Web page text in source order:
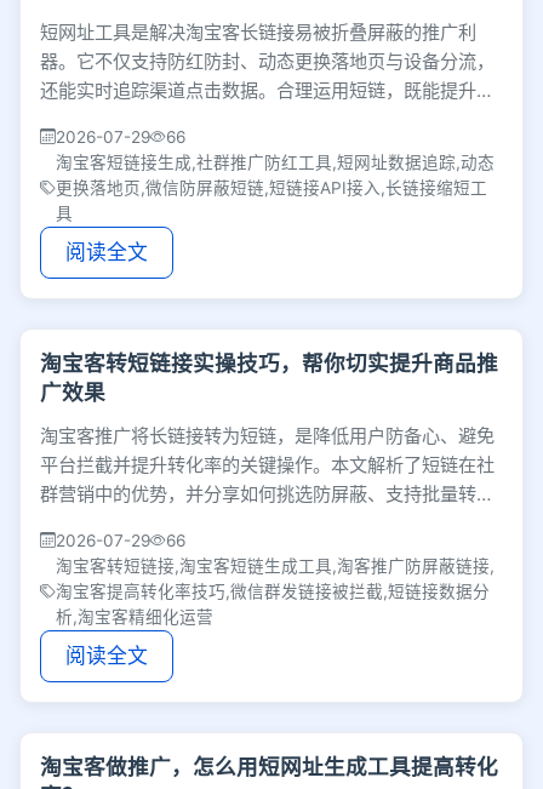
短网址工具是解决淘宝客长链接易被折叠屏蔽的推广利
器。它不仅支持防红防封、动态更换落地页与设备分流，
还能实时追踪渠道点击数据。合理运用短链，既能提升用
2026-07-29
66
淘宝客短链接生成,社群推广防红工具,短网址数据追踪,动态
更换落地页,微信防屏蔽短链,短链接API接入,长链接缩短工
具
阅读全文
淘宝客转短链接实操技巧，帮你切实提升商品推
广效果
淘宝客推广将长链接转为短链，是降低用户防备心、避免
平台拦截并提升转化率的关键操作。本文解析了短链在社
群营销中的优势，并分享如何挑选防屏蔽、支持批量转换
2026-07-29
66
淘宝客转短链接,淘宝客短链生成工具,淘客推广防屏蔽链接,
淘宝客提高转化率技巧,微信群发链接被拦截,短链接数据分
析,淘宝客精细化运营
阅读全文
淘宝客做推广，怎么用短网址生成工具提高转化